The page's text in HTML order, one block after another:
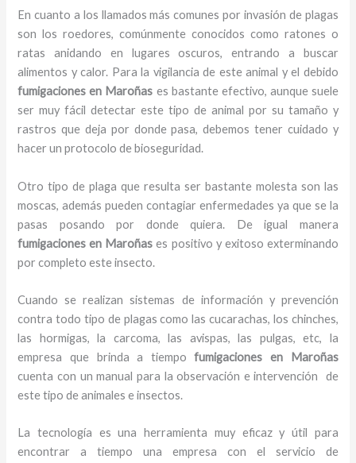
En cuanto a los llamados más comunes por invasión de plagas
son los roedores, comúnmente conocidos como ratones o
ratas anidando en lugares oscuros, entrando a buscar
alimentos y calor. Para la vigilancia de este animal y el debido
fumigaciones en Maroñas es bastante efectivo, aunque suele
ser muy fácil detectar este tipo de animal por su tamaño y
rastros que deja por donde pasa, debemos tener cuidado y
hacer un protocolo de bioseguridad.
Otro tipo de plaga que resulta ser bastante molesta son las
moscas, además pueden contagiar enfermedades ya que se la
pasas posando por donde quiera. De igual manera
fumigaciones en Maroñas es positivo y exitoso exterminando
por completo este insecto.
Cuando se realizan sistemas de información y prevención
contra todo tipo de plagas como las cucarachas, los chinches,
las hormigas, la carcoma, las avispas, las pulgas, etc, la
empresa que brinda a tiempofumigaciones en Maroñas
cuenta con un manual para la observación e intervención de
este tipo de animales e insectos.
La tecnología es una herramienta muy eficaz y útil para
encontrar a tiempo una empresa con el servicio de